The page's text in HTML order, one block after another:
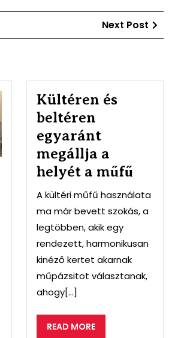
Next Post
Post
A
műanyag
ablakok
gyakorlati
haszna
Kültéren és
beltéren
egyaránt
megállja a
helyét a műfű
A kültéri műfű használata
ma már bevett szokás, a
legtöbben, akik egy
rendezett, harmonikusan
kinéző kertet akarnak
műpázsitot választanak,
ahogy[...]
READ MOREREAD